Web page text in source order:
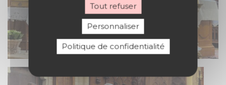
Tout refuser
Personnaliser
Politique de confidentialité